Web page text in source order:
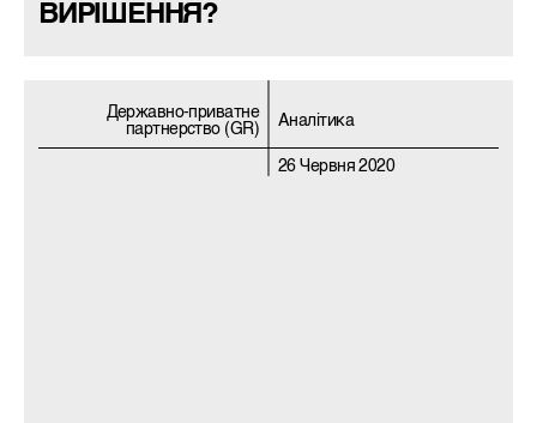
ВИРІШЕННЯ?
Державно-приватне
партнерство (GR)
Аналітика
26 Червня 2020